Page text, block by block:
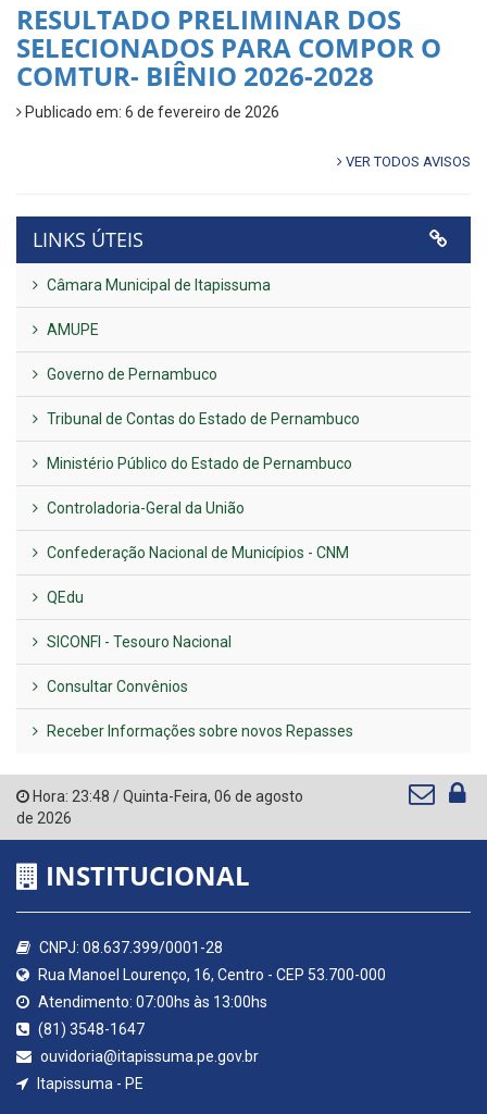
RESULTADO PRELIMINAR DOS
SELECIONADOS PARA COMPOR O
COMTUR- BIÊNIO 2026-2028
Publicado em: 6 de fevereiro de 2026
VER TODOS AVISOS
LINKS ÚTEIS
Câmara Municipal de Itapissuma
AMUPE
Governo de Pernambuco
Tribunal de Contas do Estado de Pernambuco
Ministério Público do Estado de Pernambuco
Controladoria-Geral da União
Confederação Nacional de Municípios - CNM
QEdu
SICONFI - Tesouro Nacional
Consultar Convênios
Receber Informações sobre novos Repasses
Hora: 23:48 /Quinta-Feira, 06 de agosto
de 2026
INSTITUCIONAL
CNPJ: 08.637.399/0001-28
Rua Manoel Lourenço, 16, Centro - CEP 53.700-000
Atendimento: 07:00hs às 13:00hs
(81) 3548-1647
ouvidoria@itapissuma.pe.gov.br
Itapissuma - PE